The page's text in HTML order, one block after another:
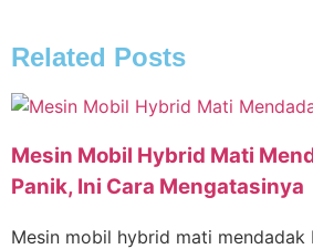
Related Posts
Mesin Mobil Hybrid Mati
Panik, Ini Cara Mengatasinya
Mesin mobil hybrid mati mendadak